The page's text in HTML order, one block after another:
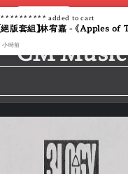
立即查看 NANA 彩膠
CM Music
added to cart
小時前